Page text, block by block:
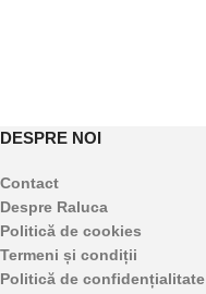
DESPRE NOI
Contact
Despre Raluca
Politică de cookies
Termeni și condiții
Politică de confidențialitate